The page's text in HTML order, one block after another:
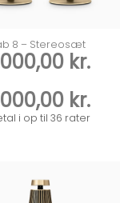
8 – Stereosæt
kr.
kr.
i op til 36 rater